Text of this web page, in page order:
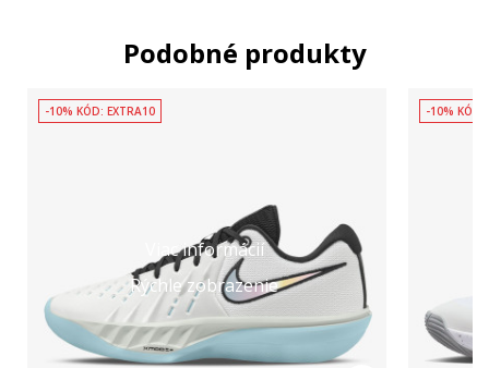
Podobné produkty
Viac informácií
Rýchle zobrazenie
-10% KÓD: EXTRA10 -10% KÓD: